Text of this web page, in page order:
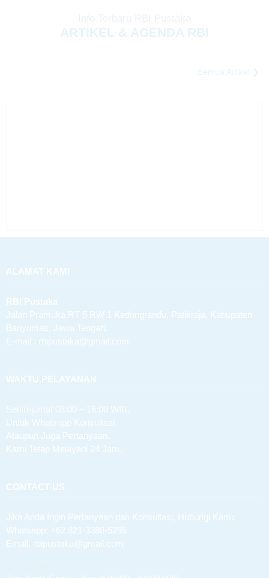
ARTIKEL & AGENDA RBI
Semua Artikel ❯
ALAMAT KAMI
RBI Pustaka
Jalan Pramuka RT 5 RW 1 Kedungrandu, Patikraja, Kabupaten
Banyumas, Jawa Tengah.
E-mail : rbipustaka@gmail.com
WAKTU PELAYANAN
Senin-jumat 08:00 – 16:00 WIB.
Untuk Whatsapp Konsultasi
Ataupun Juga Pertanyaan,
Kami Tetap Melayani 24 Jam.
CONTACT US
Jika Anda Ingin Pertanyaan dan Konsultasi, Hubungi Kami:
Whatsapp: +62 821-3388-5295
Email: rbipustaka@gmail.com